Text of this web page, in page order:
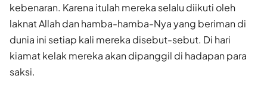
kebenaran. Karena itulah mereka selalu diikuti oleh
laknat Allah dan hamba-hamba-Nya yang beriman di
dunia ini setiap kali mereka disebut-sebut. Di hari
kiamat kelak mereka akan dipanggil di hadapan para
saksi.